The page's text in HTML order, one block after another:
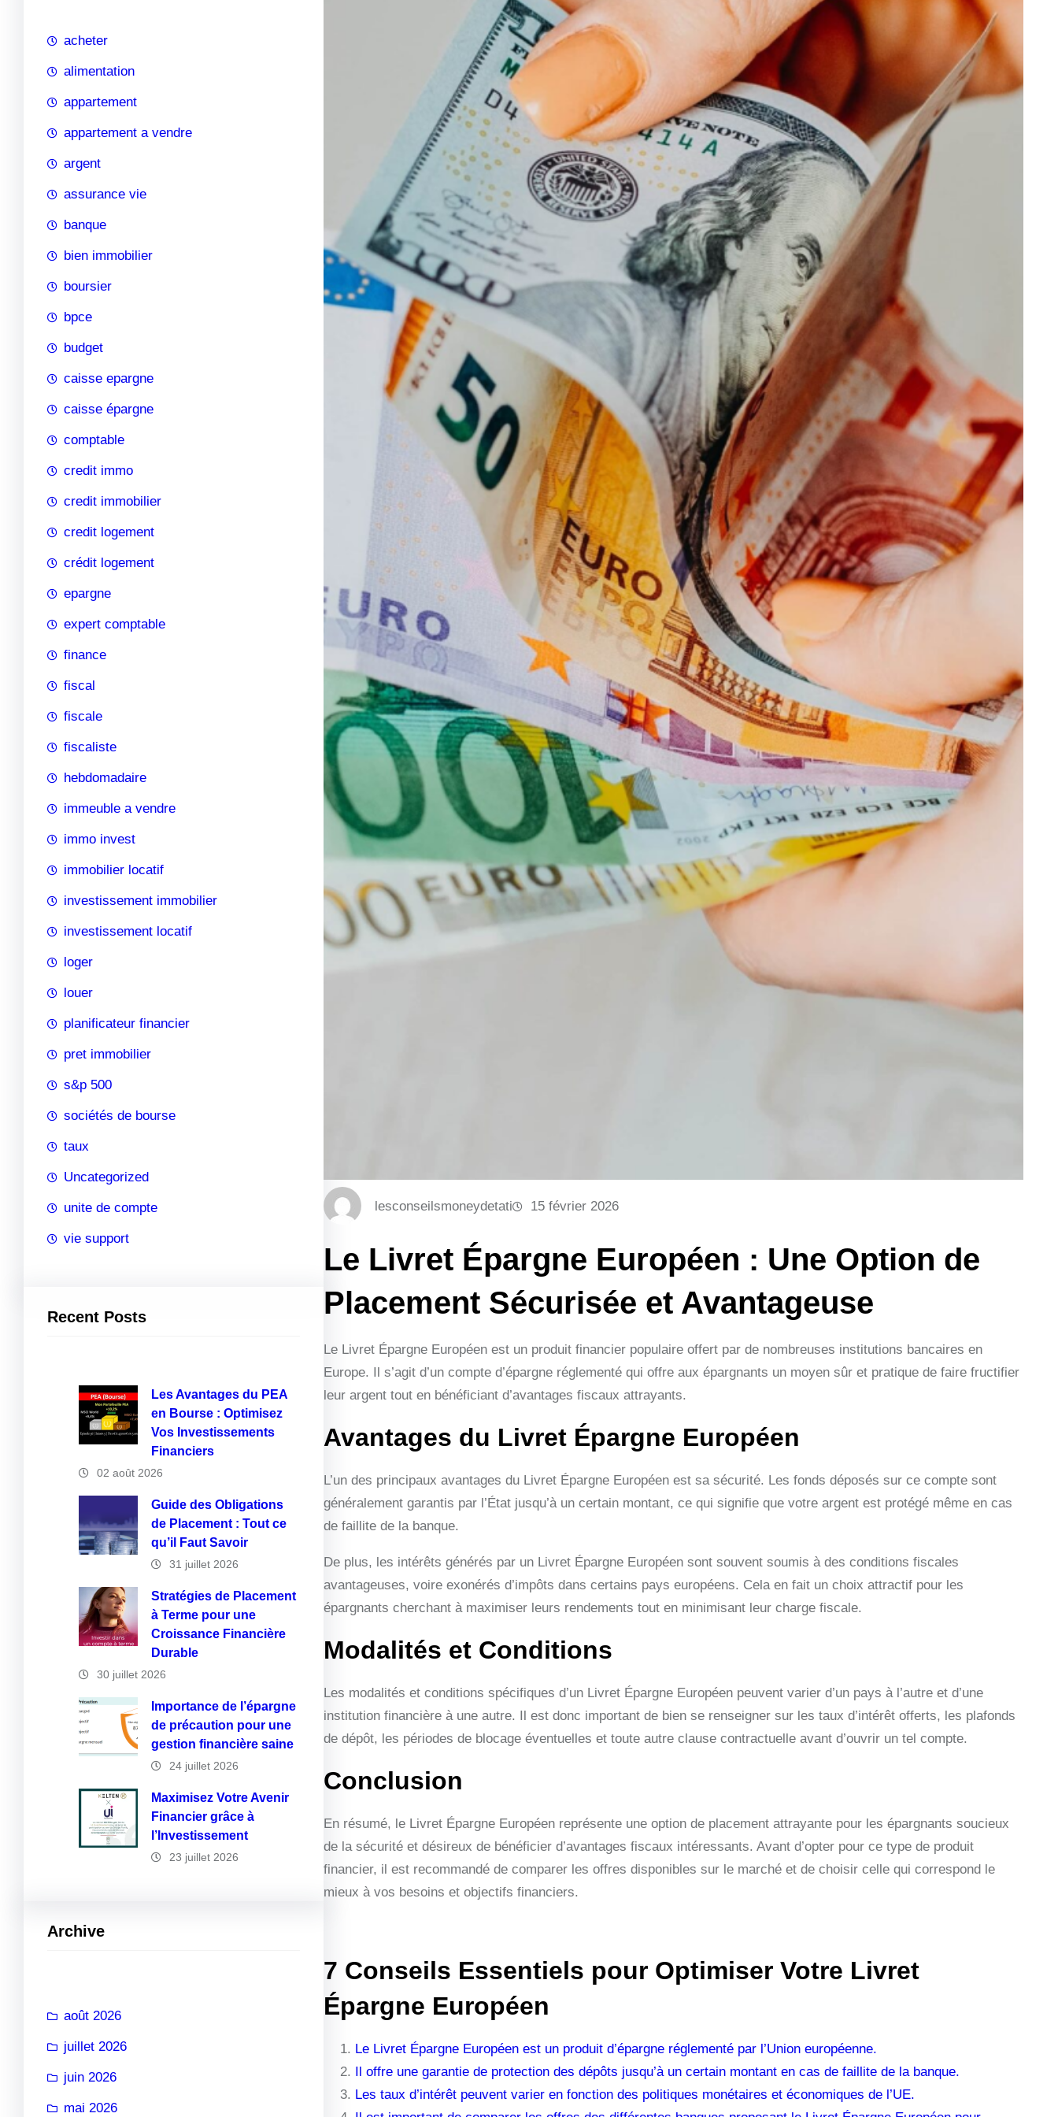
h
acheter
alimentation
appartement
appartement a vendre
argent
assurance vie
banque
bien immobilier
boursier
bpce
budget
caisse epargne
caisse épargne
comptable
credit immo
credit immobilier
credit logement
crédit logement
epargne
expert comptable
finance
fiscal
fiscale
fiscaliste
hebdomadaire
immeuble a vendre
immo invest
immobilier locatif
investissement immobilier
investissement locatif
loger
louer
planificateur financier
pret immobilier
s&p 500
sociétés de bourse
taux
Uncategorized
unite de compte
vie support
Recent Posts
Les Avantages du PEA
en Bourse : Optimisez
Vos Investissements
Financiers
02 août 2026
Guide des Obligations
de Placement : Tout ce
qu’il Faut Savoir
31 juillet 2026
Stratégies de Placement
à Terme pour une
Croissance Financière
Durable
30 juillet 2026
Importance de l’épargne
de précaution pour une
gestion financière saine
24 juillet 2026
Maximisez Votre Avenir
Financier grâce à
l’Investissement
23 juillet 2026
Archive
août 2026
juillet 2026
juin 2026
mai 2026
lesconseilsmoneydetati 15 février 2026
Le Livret Épargne Européen : Une Option de
Placement Sécurisée et Avantageuse
Le Livret Épargne Européen est un produit financier populaire offert par de nombreuses institutions bancaires en
Europe. Il s’agit d’un compte d’épargne réglementé qui offre aux épargnants un moyen sûr et pratique de faire fructifier
leur argent tout en bénéficiant d’avantages fiscaux attrayants.
Avantages du Livret Épargne Européen
L’un des principaux avantages du Livret Épargne Européen est sa sécurité. Les fonds déposés sur ce compte sont
généralement garantis par l’État jusqu’à un certain montant, ce qui signifie que votre argent est protégé même en cas
de faillite de la banque.
De plus, les intérêts générés par un Livret Épargne Européen sont souvent soumis à des conditions fiscales
avantageuses, voire exonérés d’impôts dans certains pays européens. Cela en fait un choix attractif pour les
épargnants cherchant à maximiser leurs rendements tout en minimisant leur charge fiscale.
Modalités et Conditions
Les modalités et conditions spécifiques d’un Livret Épargne Européen peuvent varier d’un pays à l’autre et d’une
institution financière à une autre. Il est donc important de bien se renseigner sur les taux d’intérêt offerts, les plafonds
de dépôt, les périodes de blocage éventuelles et toute autre clause contractuelle avant d’ouvrir un tel compte.
Conclusion
En résumé, le Livret Épargne Européen représente une option de placement attrayante pour les épargnants soucieux
de la sécurité et désireux de bénéficier d’avantages fiscaux intéressants. Avant d’opter pour ce type de produit
financier, il est recommandé de comparer les offres disponibles sur le marché et de choisir celle qui correspond le
mieux à vos besoins et objectifs financiers.
7 Conseils Essentiels pour Optimiser Votre Livret
Épargne Européen
Le Livret Épargne Européen est un produit d’épargne réglementé par l’Union européenne.
Il offre une garantie de protection des dépôts jusqu’à un certain montant en cas de faillite de la banque.
Les taux d’intérêt peuvent varier en fonction des politiques monétaires et économiques de l’UE.